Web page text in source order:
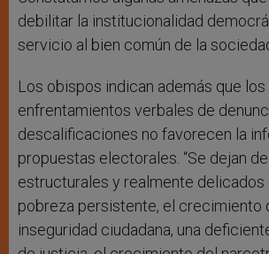
debilitar la institucionalidad
servicio al bien común de la
Los obispos indican además que los
enfrentamientos verbales de
descalificaciones no favorecen la
propuestas electorales. “Se dejan
estructurales y realmente delicados
pobreza persistente, el crecimiento
inseguridad ciudadana, una